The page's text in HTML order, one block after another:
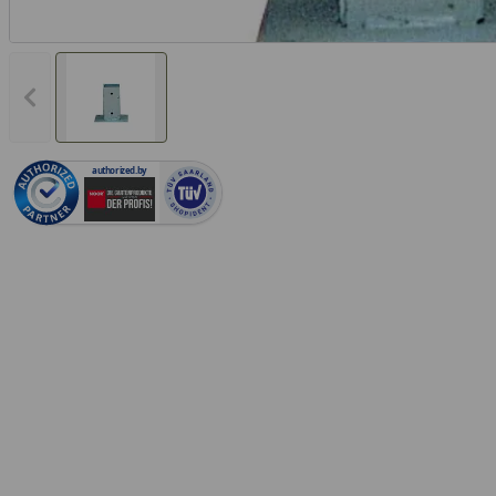
Vorheriges Bild anzeigen
authorized.by